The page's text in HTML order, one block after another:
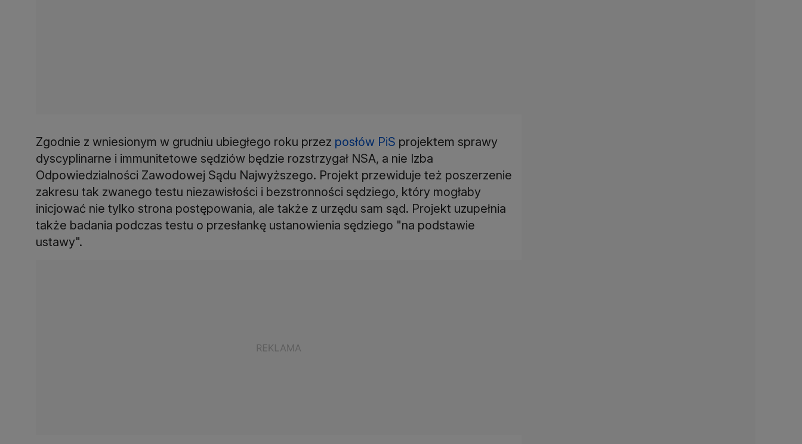
Zgodnie z wniesionym w grudniu ubiegłego roku przez posłów PiS projektem sprawy
dyscyplinarne i immunitetowe sędziów będzie rozstrzygał NSA, a nie Izba
Odpowiedzialności Zawodowej Sądu Najwyższego. Projekt przewiduje też poszerzenie
zakresu tak zwanego testu niezawisłości i bezstronności sędziego, który mogłaby
inicjować nie tylko strona postępowania, ale także z urzędu sam sąd. Projekt uzupełnia
także badania podczas testu o przesłankę ustanowienia sędziego "na podstawie
ustawy".